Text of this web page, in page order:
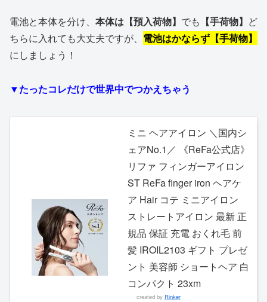
電池と本体を分け、 本体は【預入荷物】 でも 【手荷物】 ど
ちらに入れても大丈夫ですが、 電池はかならず【手荷物】
にしましょう！
▼たったコレだけで世界中でつかえちゃう
ミニ ヘアアイロン ＼国内シ
ェアNo.1／ 《ReFa公式店》
リファ フィンガーアイロン
ST ReFa finger iron ヘアケ
ア Hair コテ ミニアイロン
ストレートアイロン 最新 正
規品 保証 充電 おくれ毛 前
髪 IROIL2103 ギフト プレゼ
ント 美容師 ショートヘア 白
コンパクト 23xm
created by Rinker